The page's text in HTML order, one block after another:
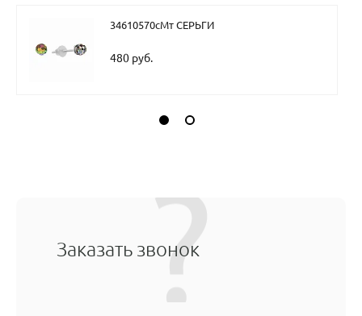
34610570сМт СЕРЬГИ
480 руб.
Заказать звонок